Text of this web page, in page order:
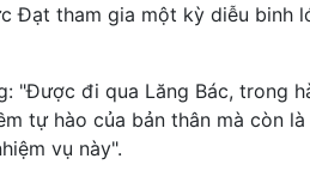
Đạt tham gia một kỳ diễu binh
"Được đi qua Lăng Bác, trong
tự hào của bản thân mà còn
vụ này".